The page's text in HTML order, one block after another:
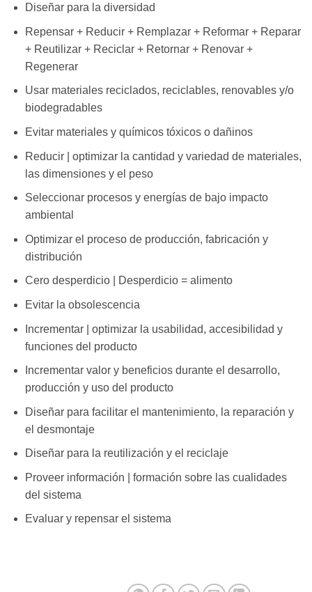
Diseñar para la diversidad
Repensar + Reducir + Remplazar + Reformar + Reparar
+ Reutilizar + Reciclar + Retornar + Renovar +
Regenerar
Usar materiales reciclados, reciclables, renovables y/o
biodegradables
Evitar materiales y químicos tóxicos o dañinos
Reducir | optimizar la cantidad y variedad de materiales,
las dimensiones y el peso
Seleccionar procesos y energías de bajo impacto
ambiental
Optimizar el proceso de producción, fabricación y
distribución
Cero desperdicio | Desperdicio = alimento
Evitar la obsolescencia
Incrementar | optimizar la usabilidad, accesibilidad y
funciones del producto
Incrementar valor y beneficios durante el desarrollo,
producción y uso del producto
Diseñar para facilitar el mantenimiento, la reparación y
el desmontaje
Diseñar para la reutilización y el reciclaje
Proveer información | formación sobre las cualidades
del sistema
Evaluar y repensar el sistema